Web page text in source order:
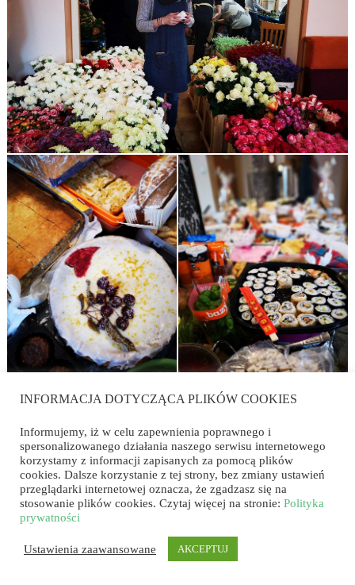
INFORMACJA DOTYCZĄCA PLIKÓW COOKIES
Informujemy, iż w celu zapewnienia poprawnego i
spersonalizowanego działania naszego serwisu internetowego
korzystamy z informacji zapisanych za pomocą plików
cookies. Dalsze korzystanie z tej strony, bez zmiany ustawień
przeglądarki internetowej oznacza, że zgadzasz się na
stosowanie plików cookies. Czytaj więcej na stronie: Polityka
prywatności
Ustawienia zaawansowane AKCEPTUJ